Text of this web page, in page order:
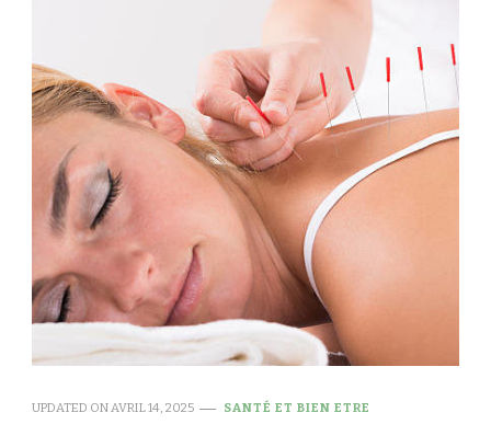
UPDATED ONAVRIL 14, 2025 SANTÉ ET BIEN ETRE